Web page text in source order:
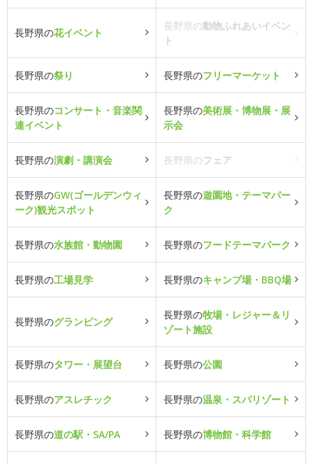
長野県の花イベント
長野県の動物ふれあいイベン
ト
長野県の祭り 長野県のフリーマーケット
長野県のコンサート・音楽関
連イベント
長野県の美術展・博物展・展
示会
長野県の演劇・講演会 長野県のフェア
長野県のGW(ゴールデンウィ
ーク)観光スポット
長野県の遊園地・テーマパー
ク
長野県の水族館・動物園 長野県のフードテーマパーク
長野県の工場見学 長野県のキャンプ場・BBQ場
長野県のグランピング
長野県の牧場・レジャー＆リ
ゾート施設
長野県のタワー・展望台 長野県の公園
長野県のアスレチック 長野県の温泉・スパリゾート
長野県の道の駅・SA/PA 長野県の博物館・科学館